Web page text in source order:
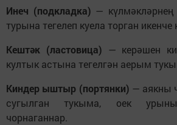
Инеч (подкладка) —
турына тегелеп куела торган
Кештәк (ластовица) — керәшен
култык астына тегелгән аерым
Киндер ыштыр (портянки) — аякны
сугылган тукыма, оек
чорнаганнар.